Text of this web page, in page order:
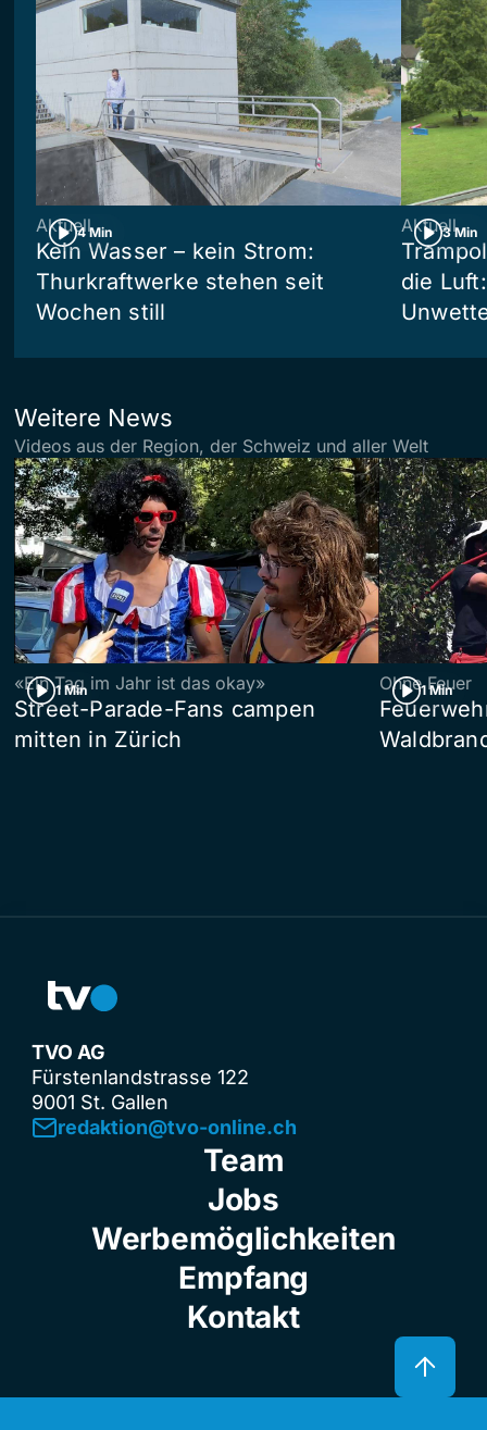
4 Min
Aktuell
Kein Wasser – kein Strom:
Thurkraftwerke stehen seit
Wochen still
3 Min
Aktuell
die
Weitere News
Videos aus der Region, der Schweiz und aller Welt
1 Min
«Ein Tag im Jahr ist das okay»
Street-Parade-Fans campen
mitten in Zürich
1 Min
Ohne Feuer
TVO AG
Fürstenlandstrasse 122
9001 St. Gallen
redaktion@tvo-online.ch
Team
Jobs
Werbemöglichkeiten
Empfang
Kontakt